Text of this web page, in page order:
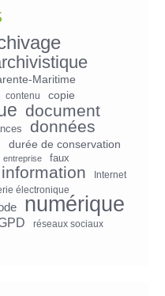
Maritime
contenu
copie
document
données
durée de conservation
entreprise faux
information Internet
électronique
numérique
réseaux sociaux